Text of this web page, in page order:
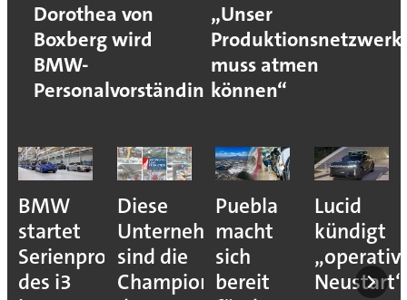
Dorothea von
Boxberg wird
BMW-
Personalvorständin
„Unser
Produktionsnetzwerk
muss atmen
können“
BMW
startet
Serienproduktion
des i3
Diese
Unternehmen
sind die
Champions
Puebla
macht
sich
bereit
Lucid
kündigt
Neustart“